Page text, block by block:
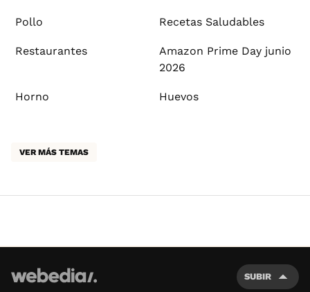
Pollo Recetas Saludables
Restaurantes
Amazon Prime Day junio
2026
Horno Huevos
VER MÁS TEMAS
SUBIR